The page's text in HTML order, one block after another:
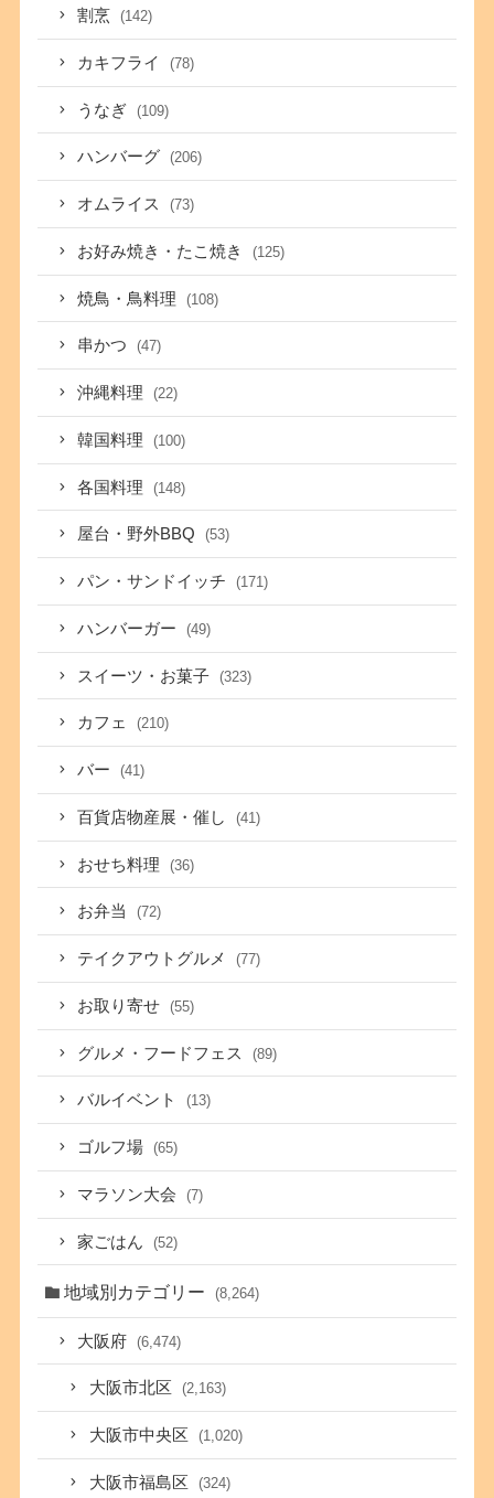
割烹 (142)
カキフライ (78)
うなぎ (109)
ハンバーグ (206)
オムライス (73)
お好み焼き・たこ焼き (125)
焼鳥・鳥料理 (108)
串かつ (47)
沖縄料理 (22)
韓国料理 (100)
各国料理 (148)
屋台・野外BBQ (53)
パン・サンドイッチ (171)
ハンバーガー (49)
スイーツ・お菓子 (323)
カフェ (210)
バー (41)
百貨店物産展・催し (41)
おせち料理 (36)
お弁当 (72)
テイクアウトグルメ (77)
お取り寄せ (55)
グルメ・フードフェス (89)
バルイベント (13)
ゴルフ場 (65)
マラソン大会 (7)
家ごはん (52)
地域別カテゴリー (8,264)
大阪府 (6,474)
大阪市北区 (2,163)
大阪市中央区 (1,020)
大阪市福島区 (324)